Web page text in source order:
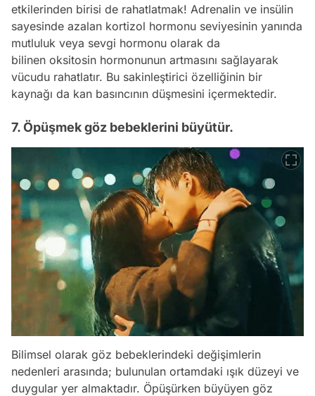
etkilerinden birisi de rahatlatmak! Adrenalin ve insülin
sayesinde azalan kortizol hormonu seviyesinin yanında
mutluluk veya sevgi hormonu olarak da
bilinen oksitosin hormonunun artmasını sağlayarak
vücudu rahatlatır. Bu sakinleştirici özelliğinin bir
kaynağı da kan basıncının düşmesini içermektedir.
7. Öpüşmek göz bebeklerini büyütür.
Bilimsel olarak göz bebeklerindeki değişimlerin
nedenleri arasında; bulunulan ortamdaki ışık düzeyi ve
duygular yer almaktadır. Öpüşürken büyüyen göz